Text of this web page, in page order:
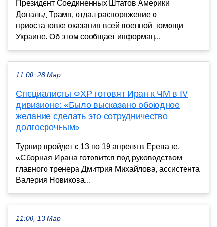
Президент Соединенных Штатов Америки
Дональд Трамп, отдал распоряжение о
приостановке оказания всей военной помощи
Украине. Об этом сообщает информац...
11:00, 28 Мар
Специалисты ФХР готовят Иран к ЧМ в IV
дивизионе: «Было высказано обоюдное
желание сделать это сотрудничество
долгосрочным»
Турнир пройдет с 13 по 19 апреля в Ереване.
«Сборная Ирана готовится под руководством
главного тренера Дмитрия Михайлова, ассистента
Валерия Новикова...
11:00, 13 Мар